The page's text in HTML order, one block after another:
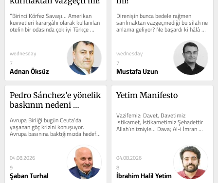
“Birinci Körfez Savaşı... Amerikan
kuvvetleri karargâhı olarak kullanılan
otelin bir odasında çok iyi Türkçe
konuşan subayı dinliyorum....
wednesday
7
Adnan Öksüz
Direnişin bunca bedele rağmen
sarılmaktan vazgeçmediği bu silah ne
anlama geliyor? Ne başardı ki hâlâ
elden bırakılmıyor? Hamas’ın...
wednesday
7
Mustafa Uzun
Pedro Sánchez’e yönelik
baskının nedeni
mi?
Avrupa Birliği bugün Ceuta’da
yaşanan göç krizini konuşuyor.
Avrupa basınına baktığımızda hedefte
en çok İspanya Başbakanı Pedro...
04.08.2026
9
Şaban Turhal
Yetim Manifesto
Vazifemiz: Davet, Davetimiz
İstikamet, İstikametimiz Şehadettir
Allah’ın izniyle… Dava; Al-i İmran
Suresi 104. ayette geçen, “İyiliği...
04.08.2026
8
İbrahim Halil Yetim